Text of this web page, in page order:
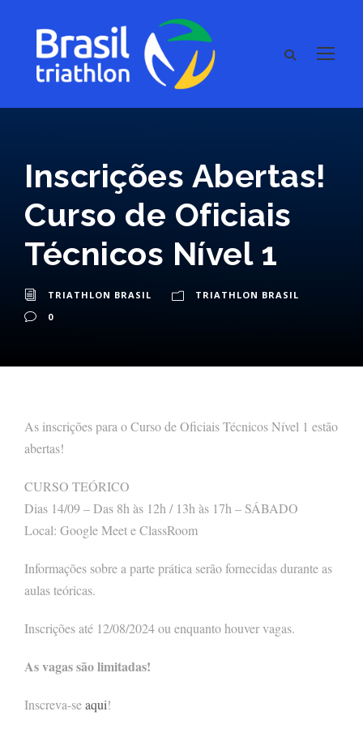
Inscrições Abertas!
Curso de Oficiais
Técnicos Nível 1
TRIATHLON BRASIL
TRIATHLON BRASIL
0
As inscrições para o Curso de Oficiais Técnicos Nível 1 estão
abertas!
CURSO TEÓRICO
Dias 14/09 – Das 8h às 12h / 13h às 17h – SÁBADO
Local: Google Meet e ClassRoom
Informações sobre a parte prática serão fornecidas durante as
aulas teóricas.
Inscrições até 12/08/2024 ou enquanto houver vagas.
As vagas são limitadas!
Inscreva-seaqui!